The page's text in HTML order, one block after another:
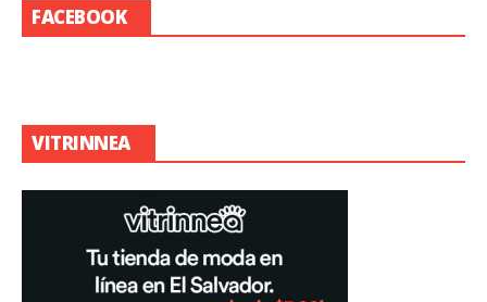
FACEBOOK
VITRINNEA